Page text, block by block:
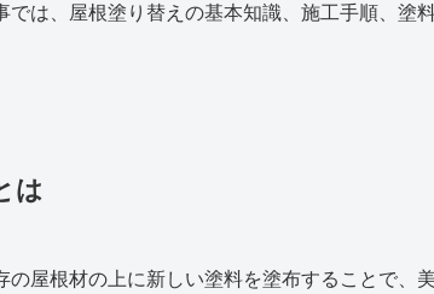
では、屋根塗り替えの基本知識、施工手順、塗
は
の屋根材の上に新しい塗料を塗布することで、